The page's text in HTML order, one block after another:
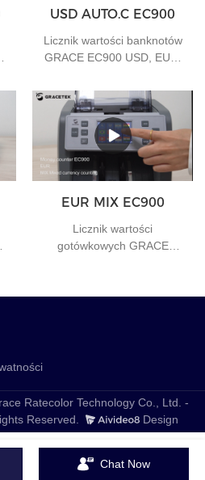
USD AUTO.C EC900
Licznik wartości banknotów
GRACE EC900 USD, EUR,
EUR MIX EC900
Licznik wartości
gotówkowych GRACE
Ratecolor Technology Co., Ltd. -
Reserved.
Design
Chat Now